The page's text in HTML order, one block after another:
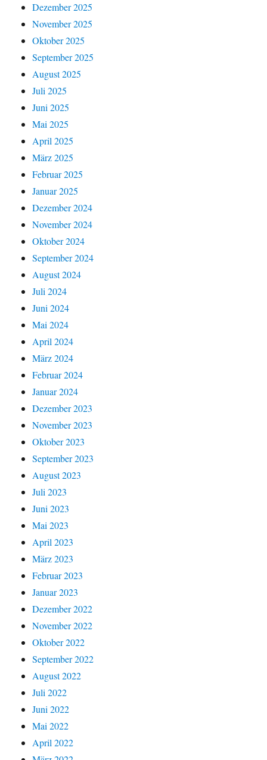
Dezember 2025
November 2025
Oktober 2025
September 2025
August 2025
Juli 2025
Juni 2025
Mai 2025
April 2025
März 2025
Februar 2025
Januar 2025
Dezember 2024
November 2024
Oktober 2024
September 2024
August 2024
Juli 2024
Juni 2024
Mai 2024
April 2024
März 2024
Februar 2024
Januar 2024
Dezember 2023
November 2023
Oktober 2023
September 2023
August 2023
Juli 2023
Juni 2023
Mai 2023
April 2023
März 2023
Februar 2023
Januar 2023
Dezember 2022
November 2022
Oktober 2022
September 2022
August 2022
Juli 2022
Juni 2022
Mai 2022
April 2022